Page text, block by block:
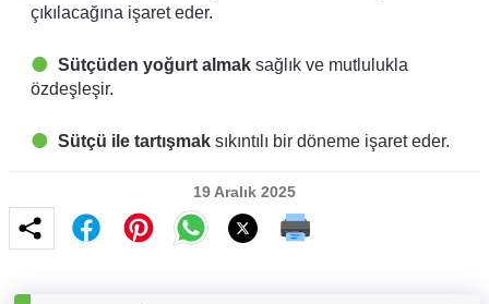
çıkılacağına işaret eder.
Sütçüden yoğurt almak sağlık ve mutlulukla
özdeşleşir.
Sütçü ile tartışmak sıkıntılı bir döneme işaret eder.
19 Aralık 2025